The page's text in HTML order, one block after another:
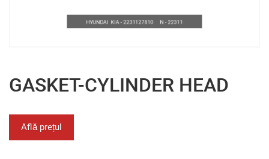
GASKET-CYLINDER HEAD
Află prețul